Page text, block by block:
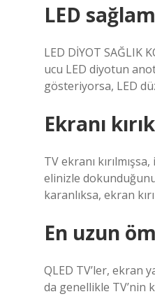
LED
LED DİYOT SAĞLIK
ucu LED diyotun
gösteriyorsa, LED
Ekranı
TV ekranı
elinizle
karanlıksa, ekran
En uzun
QLED TV’ler, ekran
da genellikle TV’nin